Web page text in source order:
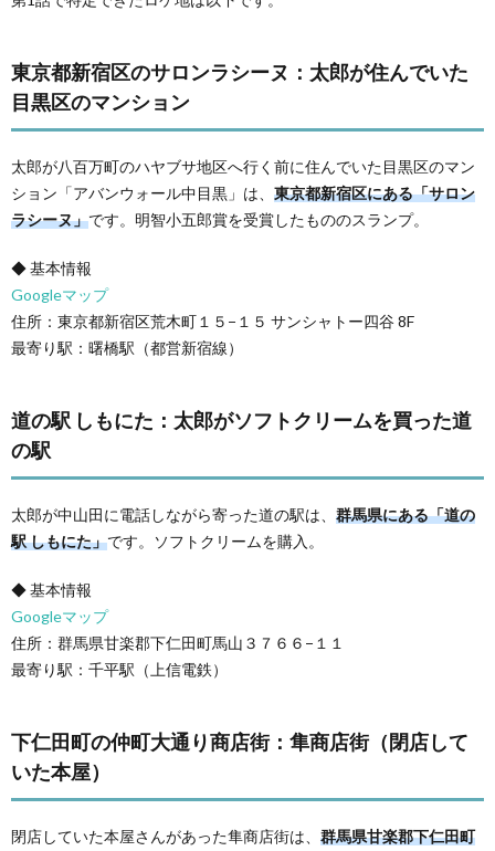
東京都新宿区のサロンラシーヌ：太郎が住んでいた
目黒区のマンション
太郎が八百万町のハヤブサ地区へ行く前に住んでいた目黒区のマン
ション「アバンウォール中目黒」は、 東京都新宿区にある「サロン
ラシーヌ」です。明智小五郎賞を受賞したもののスランプ。
◆ 基本情報
Googleマップ
住所：東京都新宿区荒木町１５−１５ サンシャトー四谷 8F
最寄り駅：曙橋駅（都営新宿線）
道の駅 しもにた：太郎がソフトクリームを買った道
の駅
太郎が中山田に電話しながら寄った道の駅は、 群馬県にある「道の
駅 しもにた」です。ソフトクリームを購入。
◆ 基本情報
Googleマップ
住所：群馬県甘楽郡下仁田町馬山３７６６−１１
最寄り駅：千平駅（上信電鉄）
下仁田町の仲町大通り商店街：隼商店街（閉店して
いた本屋）
閉店していた本屋さんがあった隼商店街は、 群馬県甘楽郡下仁田町